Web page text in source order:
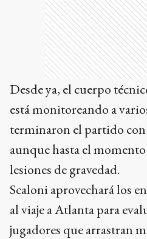
Desde ya, el cuerpo
está monitoreando a
terminaron el partido
aunque hasta el
lesiones de gravedad.
Scaloni aprovechará los
al viaje a Atlanta para
jugadores que arrastran